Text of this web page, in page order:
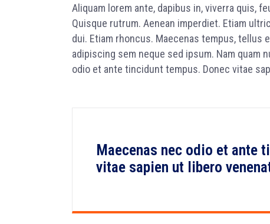
Aliquam lorem ante, dapibus in, viverra quis,
Quisque rutrum. Aenean imperdiet. Etiam
dui. Etiam rhoncus. Maecenas tempus, tellus
adipiscing sem neque sed ipsum. Nam quam
odio et ante tincidunt tempus. Donec vitae
Maecenas nec odio et ante
vitae sapien ut libero